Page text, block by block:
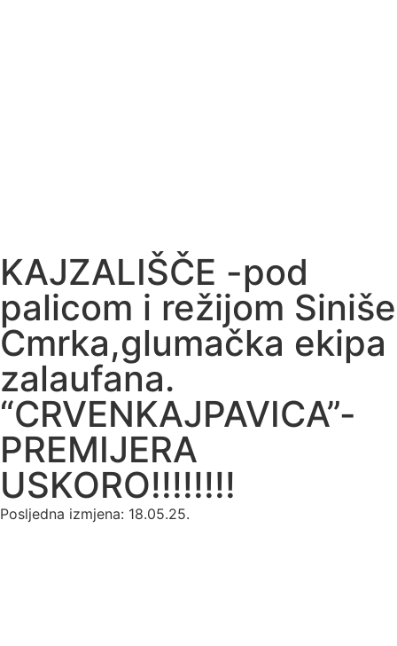
KAJZALIŠČE -pod
palicom i režijom Siniše
Cmrka,glumačka ekipa
zalaufana.
“CRVENKAJPAVICA”-
PREMIJERA
USKORO!!!!!!!!
Posljedna izmjena: 18.05.25.